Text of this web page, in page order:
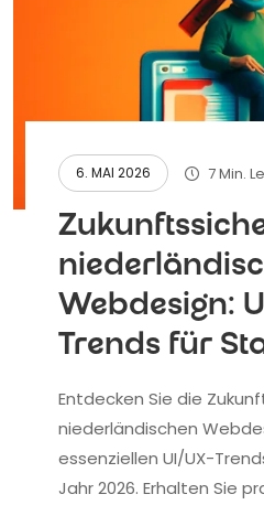
6. MAI 2026 7 Min.
Webdesign:
Trends für
Entdecken Sie die
niederländischen
essenziellen UI/UX-
Jahr 2026. Erhalten Sie